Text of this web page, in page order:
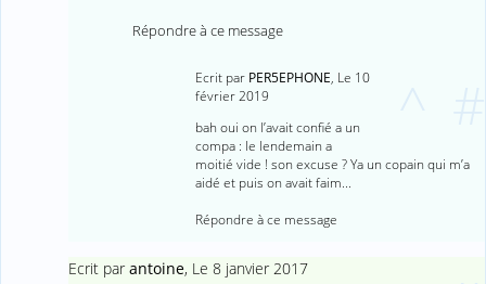
Répondre à ce message
Ecrit par PER5EPHONE, Le 10
février 2019
bah oui on l’avait confié a un
compa : le lendemain a
moitié vide ! son excuse ? Ya un copain qui m’a
aidé et puis on avait faim...
Répondre à ce message
Ecrit par antoine, Le 8 janvier 2017